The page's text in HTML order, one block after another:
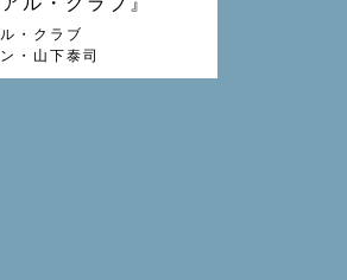
・クラブ
・山下泰司